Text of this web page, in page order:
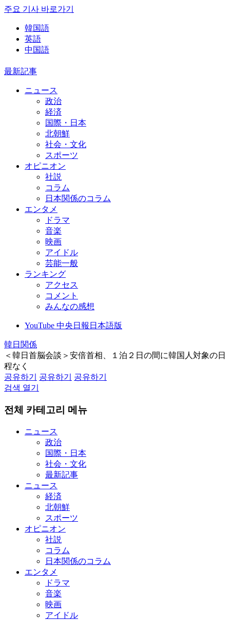
주요 기사 바로가기
韓国語
英語
中国語
最新記事
ニュース
政治
経済
国際・日本
北朝鮮
社会・文化
スポーツ
オピニオン
社説
コラム
日本関係のコラム
エンタメ
ドラマ
音楽
映画
アイドル
芸能一般
ランキング
アクセス
コメント
みんなの感想
YouTube 中央日報日本語版
韓日関係
＜韓日首脳会談＞安倍首相、１泊２日の間に韓国人対象の日
程なく
공유하기
공유하기
공유하기
검색 열기
전체 카테고리 메뉴
ニュース
政治
国際・日本
社会・文化
最新記事
ニュース
経済
北朝鮮
スポーツ
オピニオン
社説
コラム
日本関係のコラム
エンタメ
ドラマ
音楽
映画
アイドル